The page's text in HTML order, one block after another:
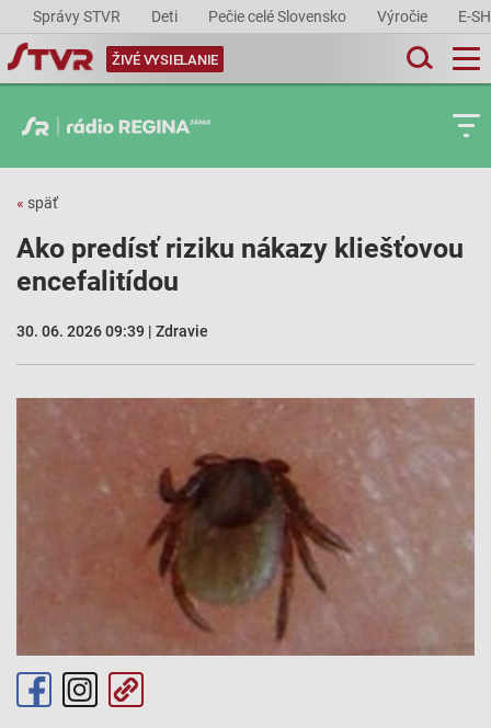
Správy STVR Deti Pečie celé Slovensko Výročie E-
ŽIVÉ VYSIELANIE
« späť
Ako predísť riziku nákazy kliešťovou
encefalitídou
30. 06. 2026 09:39 | Zdravie